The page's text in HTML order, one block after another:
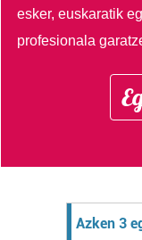
esker, euskaratik
profesionala
Azken 3